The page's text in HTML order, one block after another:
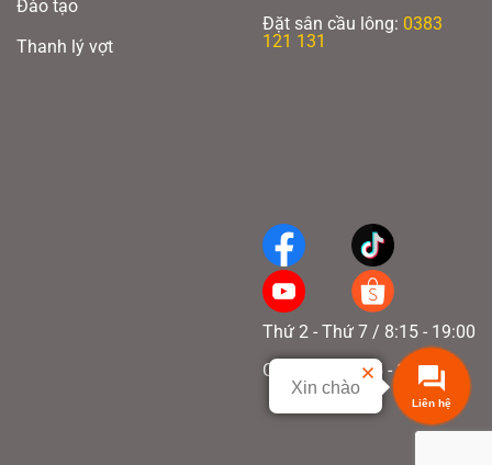
Tích hợp lỗ thông gió ở vị trí 5 và 7 giờ trên khung vợt giúp
không khí lưu thông dễ dàng, giảm sức cản và tăng tốc độ vung vợt.
Hệ thống hấp thụ chấn động cao cấp giúp truyền
lực mượt mà, tăng hiệu suất đập và hạn chế nguy cơ nứt gãy vợt.
Đào tạo
Thanh lý vợt
Đặt sân cầu lông: 0383
121 131
Thứ 2 - Thứ 7 / 8:15 - 19:00
Chủ nhật / 8:15 - 17:00
Liên hệ
Xin chào